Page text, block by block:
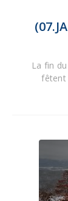
La fin
fêtent